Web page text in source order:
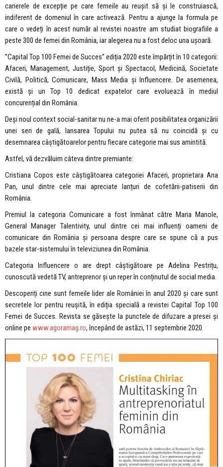
carierele de excepție pe care femeile au reușit să și le construiască,
indiferent de domeniul în care activează. Pentru a ajunge la formula pe
care o vedeți în acest număr al revistei noastre am studiat biografiile a
peste 300 de femei din România, iar alegerea nu a fost deloc una ușoară.
”Capital Top 100 Femei de Succes” ediția 2020 este împărțit în 10 categorii:
Afaceri, Management, Justiție, Sport și Spectacol, Medicină, Societate
Civilă, Politică, Comunicare, Mass Media și Influencere. De asemenea,
există și un Top 10 dedicat expatelor care evoluează în mediul
concurențial din România.
Deși noul context social-sanitar nu ne-a mai oferit posibilitatea organizării
unei seri de gală, lansarea Topului nu putea să nu coincidă și cu
desemnarea câștigătoarelor pentru fiecare categorie mai sus amintită.
Astfel, vă dezvăluim câteva dintre premiante:
Cristiana Copos este câștigătoarea categoriei Afaceri, proprietara Ana
Pan, unul dintre cele mai apreciate lanțuri de cofetării-patiserii din
România.
Premiul la categoria Comunicare a fost înmânat către Maria Manole,
General Manager Talentivity, unul dintre cei mai influenți oameni de
comunicare din România și persoana despre care se spune că a pus
bazele star-sistemului în televiziunea din România.
Categoria Influencere o are drept câștigătoare pe Adelina Pestrițu,
cunoscută vedetă TV, antreprenor și un reper în conținutul de social media.
Descoperiți cine sunt femeile lider ale României în anul 2020 și care sunt
secretele lor pentru reușită, în ediția specială a revistei Capital Top 100
Femei de Succes. Revista se găsește la punctele de difuzare a presei și
online pe www.agoramag.ro, începând de astăzi, 11 septembrie 2020.